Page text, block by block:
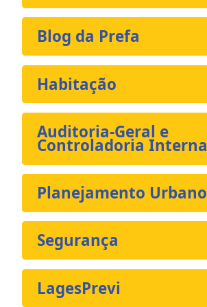
Blog da Prefa
Habitação
Auditoria-Geral e
Controladoria Interna
Planejamento Urbano
Segurança
LagesPrevi